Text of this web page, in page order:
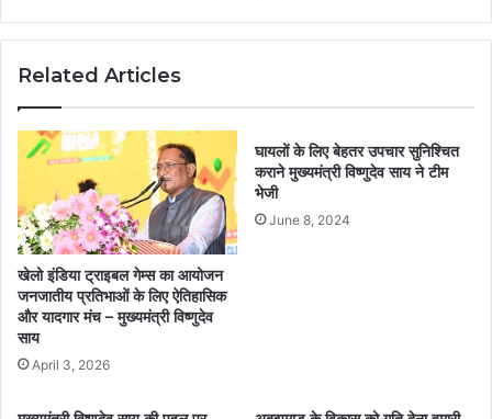
Related Articles
खेलो इंडिया ट्राइबल गेम्स का आयोजन
जनजातीय प्रतिभाओं के लिए ऐतिहासिक
और यादगार मंच – मुख्यमंत्री विष्णुदेव
साय
April 3, 2026
घायलों के लिए बेहतर उपचार सुनिश्चित
कराने मुख्यमंत्री विष्णुदेव साय ने टीम
भेजी
June 8, 2024